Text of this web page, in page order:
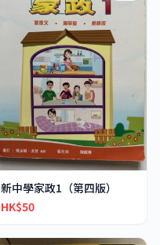
新中學家政1（第四版）
HK$50